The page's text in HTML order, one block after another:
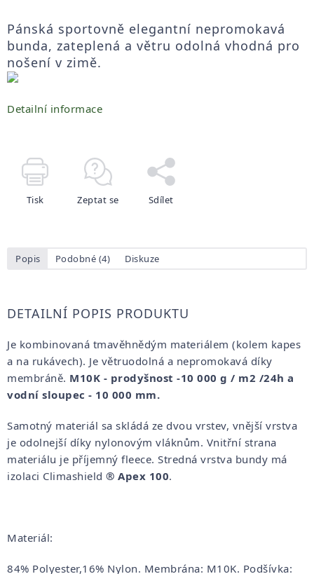
Pánská sportovně elegantní nepromokavá
bunda, zateplená a větru odolná vhodná pro
nošení v zimě.
Detailní informace
Tisk Zeptat se Sdílet
Popis Podobné (4) Diskuze
DETAILNÍ POPIS PRODUKTU
Je kombinovaná tmavěhnědým materiálem (kolem kapes
a na rukávech). Je větruodolná a nepromokavá díky
membráně. M10K - prodyšnost -10 000 g / m2 /24h a
vodní sloupec - 10 000 mm.
Samotný materiál sa skládá ze dvou vrstev, vnější vrstva
je odolnejší díky nylonovým vláknům. Vnitřní strana
materiálu je příjemný fleece. Stredná vrstva bundy má
izolaci Climashield ® Apex 100.
Materiál:
84% Polyester,16% Nylon. Membrána: M10K. Podšívka: